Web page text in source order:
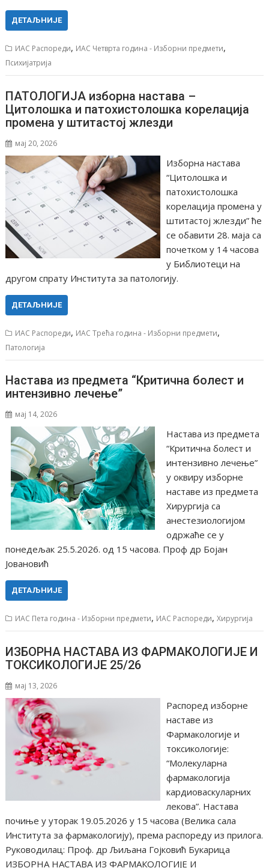
ДЕТАЉНИЈЕ
ИАС Распореди, ИАС Четврта година - Изборни предмети,
Психијатрија
ПАТОЛОГИЈА изборна настава –
Цитолошка и патохистолошка корелација
промена у штитастој жлезди
мај 20, 2026
Изборна настава
“Цитолошка и
патохистолошка
корелација промена у
штитастој жлезди” ће
се обавити 28. маја са
почетком у 14 часова
у Библиотеци на
другом спрату Института за патологију.
ДЕТАЉНИЈЕ
ИАС Распореди, ИАС Трећа година - Изборни предмети,
Патологија
Настава из предмета “Критична болест и
интензивно лечење”
мај 14, 2026
Настава из предмета
“Критична болест и
интензивно лечење”
у оквиру изборне
наставе из предмета
Хирургија са
анестезиологијом
одржаће се у
понедељак 25.5.2026. од 15 часова. Проф др Бојан
Јовановић
ДЕТАЉНИЈЕ
ИАС Пета година - Изборни предмети, ИАС Распореди,Хирургија
ИЗБОРНА НАСТАВА ИЗ ФАРМАКОЛОГИЈЕ И
ТОКСИКОЛОГИЈЕ 25/26
мај 13, 2026
Распоред изборне
наставе из
Фармакологије и
токсикологије:
“Молекуларна
фармакологија
кардиоваскуларних
лекова”. Настава
почиње у уторак 19.05.2026 у 15 часова (Велика сала
Института за фармакологију), према распореду из прилога.
Руководилац: Проф. др Љиљана Гојковић Букарица
ИЗБОРНА НАСТАВА ИЗ ФАРМАКОЛОГИЈЕ И